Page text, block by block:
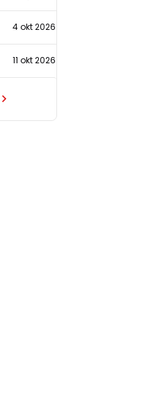
4 okt 2026
11 okt 2026